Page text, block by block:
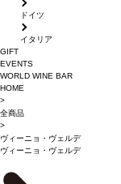
ドイツ
イタリア
GIFT
EVENTS
WORLD WINE BAR
HOME
>
全商品
>
ヴィーニョ・ヴェルデ
ヴィーニョ・ヴェルデ